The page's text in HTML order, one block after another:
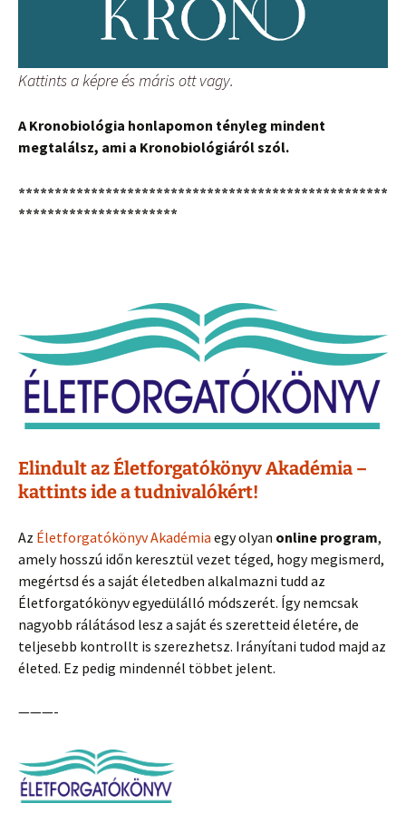
Kattints a képre és máris ott vagy.
A Kronobiológia honlapomon tényleg mindent
megtalálsz, ami a Kronobiológiáról szól.
***************************************************
**********************
Elindult az Életforgatókönyv Akadémia –
kattints ide a tudnivalókért!
Az Életforgatókönyv Akadémia egy olyan online program,
amely hosszú időn keresztül vezet téged, hogy megismerd,
megértsd és a saját életedben alkalmazni tudd az
Életforgatókönyv egyedülálló módszerét. Így nemcsak
nagyobb rálátásod lesz a saját és szeretteid életére, de
teljesebb kontrollt is szerezhetsz. Irányítani tudod majd az
életed. Ez pedig mindennél többet jelent.
———-